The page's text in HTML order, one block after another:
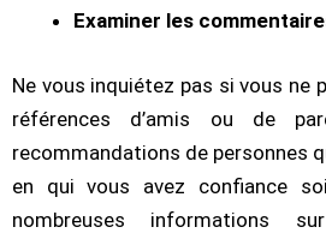
Examiner les
Ne vous inquiétez pas si vous ne
références d’amis ou de
recommandations de personnes
en qui vous avez confiance
nombreuses informations